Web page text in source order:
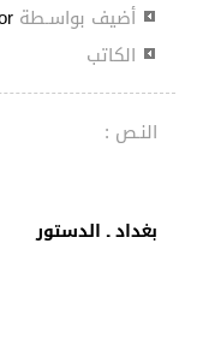
أضيف بواسـطة
الكاتب
النـص :
بغداد ـ الدستور